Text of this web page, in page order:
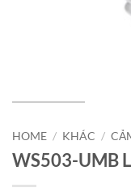
HOME / KHÁC /
WS503-UMB